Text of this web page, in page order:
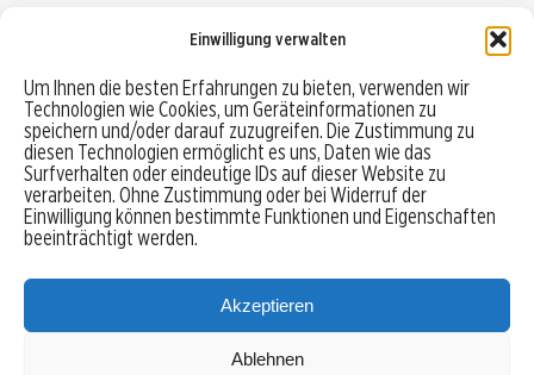
Einwilligung verwalten
Um Ihnen die besten Erfahrungen zu bieten, verwenden wir
Technologien wie Cookies, um Geräteinformationen zu
speichern und/oder darauf zuzugreifen. Die Zustimmung zu
diesen Technologien ermöglicht es uns, Daten wie das
Surfverhalten oder eindeutige IDs auf dieser Website zu
verarbeiten. Ohne Zustimmung oder bei Widerruf der
Einwilligung können bestimmte Funktionen und Eigenschaften
beeinträchtigt werden.
Akzeptieren
Ablehnen
Robo-Advisor vergleichen
Depotvergleich
Festgeld vergleichen
Tagesgeld vergleichen